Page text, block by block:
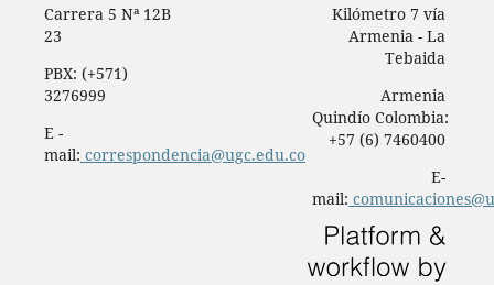
Carrera 5 Nª 12B
23
PBX: (+571)
3276999
E -
mail: correspondencia@ugc.edu.co
Kilómetro 7 vía
Armenia - La
Tebaida
Armenia
Quindío Colombia:
+57 (6) 7460400
E-
mail: